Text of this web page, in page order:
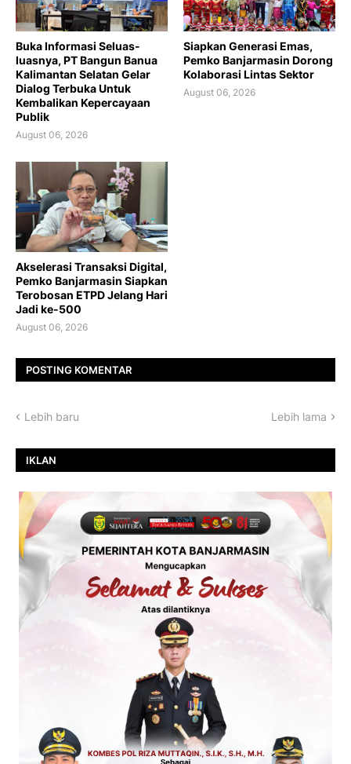
Buka Informasi Seluas-
luasnya, PT Bangun Banua
Kalimantan Selatan Gelar
Dialog Terbuka Untuk
Kembalikan Kepercayaan
Publik
August 06, 2026
Siapkan Generasi Emas,
Pemko Banjarmasin Dorong
Kolaborasi Lintas Sektor
August 06, 2026
Akselerasi Transaksi Digital,
Pemko Banjarmasin Siapkan
Terobosan ETPD Jelang Hari
Jadi ke-500
August 06, 2026
POSTING KOMENTAR
Lebih baru Lebih lama
IKLAN